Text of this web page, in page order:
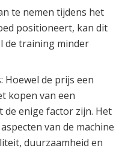
te nemen tijdens het
positioneert, kan dit
de training minder
Hoewel de prijs een
kopen van een
de enige factor zijn. Het
van de machine
duurzaamheid en